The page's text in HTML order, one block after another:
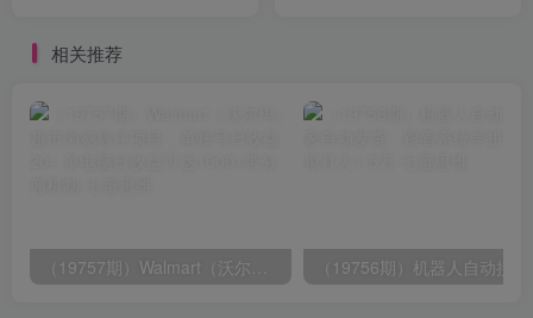
相关推荐
（19757期）Walmart（沃尔玛）超市浏览标注项目，单账号日收益20+ 单电脑日收益可达1000+带分佣机制